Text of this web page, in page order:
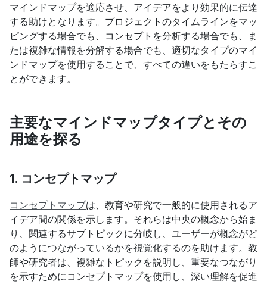
マインドマップを適応させ、アイデアをより効果的に伝達
する助けとなります。プロジェクトのタイムラインをマッ
ピングする場合でも、コンセプトを分析する場合でも、ま
たは複雑な情報を分解する場合でも、適切なタイプのマイ
ンドマップを使用することで、すべての違いをもたらすこ
とができます。
主要なマインドマップタイプとその
用途を探る
1. コンセプトマップ
コンセプトマップは、教育や研究で一般的に使用されるア
イデア間の関係を示します。それらは中央の概念から始ま
り、関連するサブトピックに分岐し、ユーザーが概念がど
のようにつながっているかを視覚化するのを助けます。教
師や研究者は、複雑なトピックを説明し、重要なつながり
を示すためにコンセプトマップを使用し、深い理解を促進